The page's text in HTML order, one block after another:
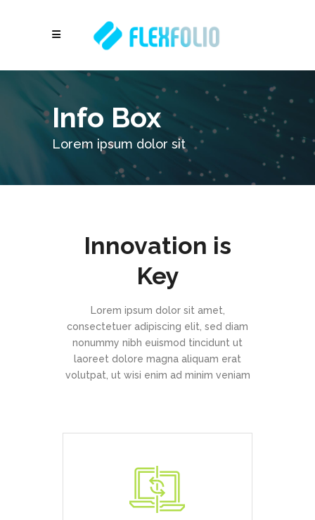
Info Box
Lorem ipsum dolor sit
Innovation is
Key
Lorem ipsum dolor sit amet,
consectetuer adipiscing elit, sed diam
nonummy nibh euismod tincidunt ut
laoreet dolore magna aliquam erat
volutpat, ut wisi enim ad minim veniam
Duis dolor est, tincidunt vel
enim sit amet, venenatis